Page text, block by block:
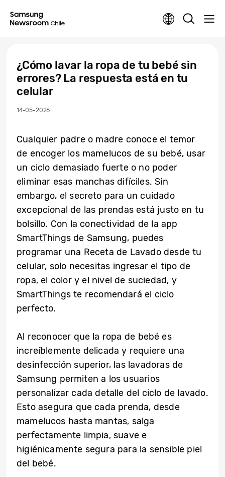
¿Cómo lavar la ropa de tu bebé sin
errores? La respuesta está en tu
celular
14-05-2026
Cualquier padre o madre conoce el temor
de encoger los mamelucos de su bebé, usar
un ciclo demasiado fuerte o no poder
eliminar esas manchas difíciles. Sin
embargo, el secreto para un cuidado
excepcional de las prendas está justo en tu
bolsillo. Con la conectividad de la app
SmartThings de Samsung, puedes
programar una Receta de Lavado desde tu
celular, solo necesitas ingresar el tipo de
ropa, el color y el nivel de suciedad, y
SmartThings te recomendará el ciclo
perfecto.
Al reconocer que la ropa de bebé es
increíblemente delicada y requiere una
desinfección superior, las lavadoras de
Samsung permiten a los usuarios
personalizar cada detalle del ciclo de lavado.
Esto asegura que cada prenda, desde
mamelucos hasta mantas, salga
perfectamente limpia, suave e
higiénicamente segura para la sensible piel
del bebé.